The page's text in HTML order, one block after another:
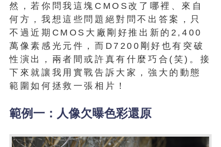
然，若你問我這塊CMOS改了哪裡、來自
何方，我想這些問題絕對問不出答案，只
不過近期CMOS大廠剛好推出新的2,400
萬像素感光元件，而D7200剛好也有突破
性演出，兩者間或許真有什麼巧合(笑)。接
下來就讓我用實戰告訴大家，強大的動態
範圍如何拯救一張相片！
範例一：人像欠曝色彩還原